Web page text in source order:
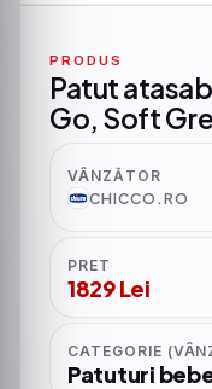
PRODUS
Patut
Go, Soft
VÂNZĂTOR
CHICCO.RO
PRET
1829 Lei
CATEGORIE
Patuturi